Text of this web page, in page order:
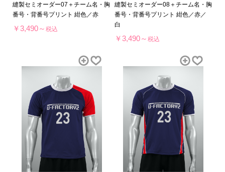
縫製セミオーダー07＋チーム名・胸
番号・背番号プリント 紺色／赤
￥3,490～税込
縫製セミオーダー08＋チーム名・胸
番号・背番号プリント 紺色／赤／
白
￥3,490～ 税込